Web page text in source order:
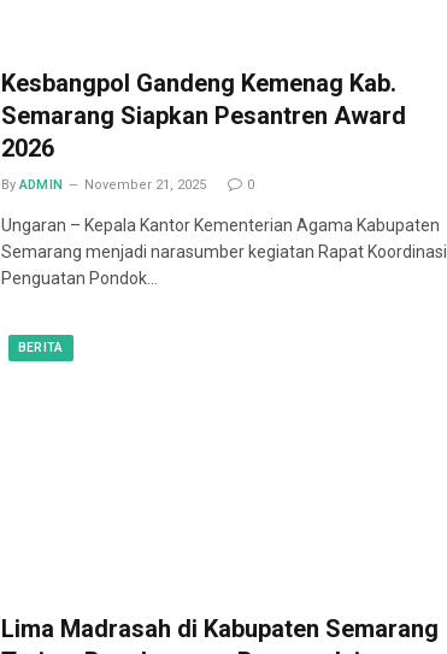
Kesbangpol Gandeng Kemenag Kab.
Semarang Siapkan Pesantren Award
2026
By ADMIN November 21, 2025 0
Ungaran – Kepala Kantor Kementerian Agama Kabupaten
Semarang menjadi narasumber kegiatan Rapat Koordinasi
Penguatan Pondok…
BERITA
Lima Madrasah di Kabupaten Semarang